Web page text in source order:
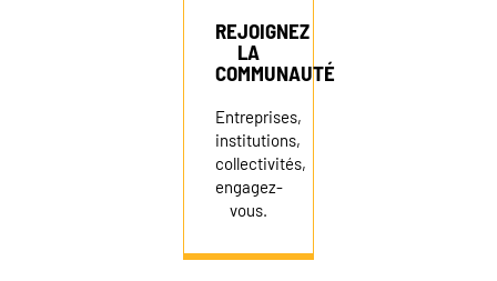
REJOIGNEZ
LA
COMMUNAUTÉ
Entreprises,
institutions,
collectivités,
engagez-
vous.